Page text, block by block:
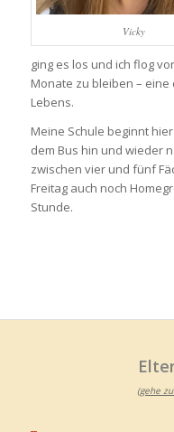
Vicky
ging es los und ich flog
Monate zu bleiben –
Lebens.
Meine Schule beginnt
dem Bus hin und wieder
zwischen vier und fünf
Freitag auch noch
Stunde.
(gehe